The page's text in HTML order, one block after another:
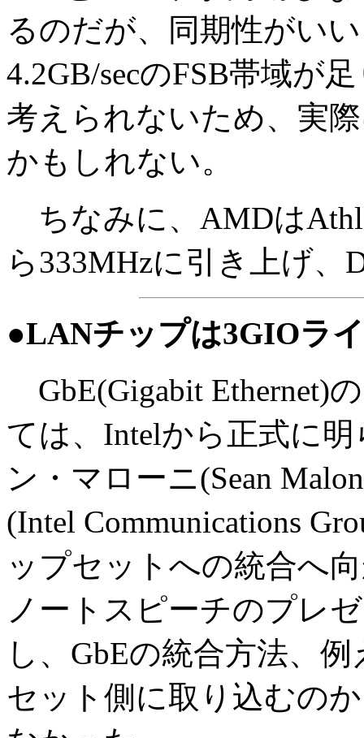
るのだが、同期性がい
4.2GB/secのFSB帯域が
考えられないため、実
かもしれない。
ちなみに、AMDは
ら333MHzに引き上げ、
●LANチップは3GIOラ
GbE(Gigabit Ethernet)
ては、Intelから正式に
ン・マローニ(Sean
(Intel Communications
ップセットへの統合へ
ノートスピーチのプレ
し、GbEの統合方法、
セット側に取り込むの